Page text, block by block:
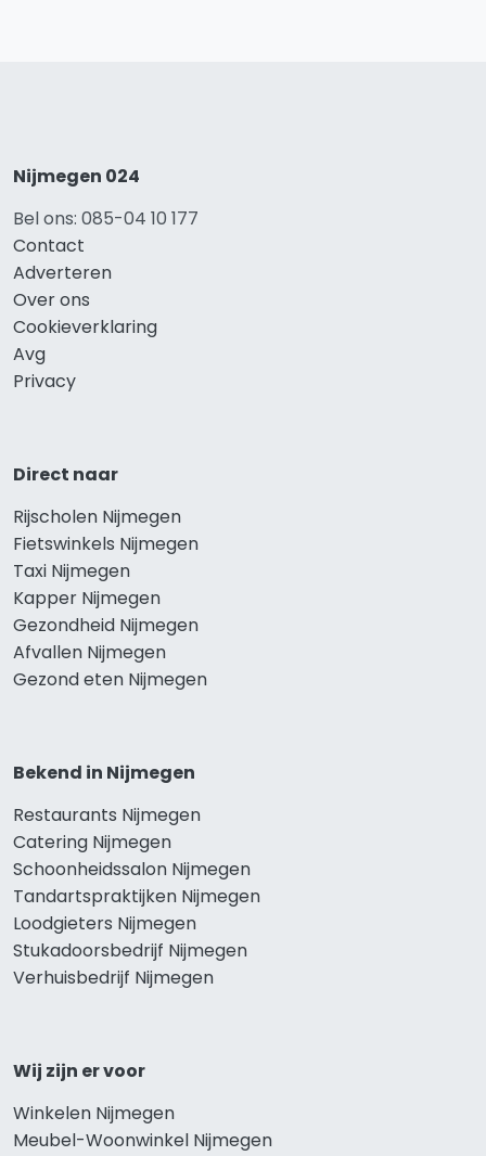
Nijmegen 024
Bel ons: 085-04 10 177
Contact
Adverteren
Over ons
Cookieverklaring
Avg
Privacy
Direct naar
Rijscholen Nijmegen
Fietswinkels Nijmegen
Taxi Nijmegen
Kapper Nijmegen
Gezondheid Nijmegen
Afvallen Nijmegen
Gezond eten Nijmegen
Bekend in Nijmegen
Restaurants Nijmegen
Catering Nijmegen
Schoonheidssalon Nijmegen
Tandartspraktijken Nijmegen
Loodgieters Nijmegen
Stukadoorsbedrijf Nijmegen
Verhuisbedrijf Nijmegen
Wij zijn er voor
Winkelen Nijmegen
Meubel-Woonwinkel Nijmegen